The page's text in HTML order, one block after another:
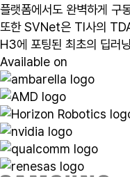
플랫폼에서도 완벽하게 구
또한 SVNet은 TI사의
H3에 포팅된 최초의 딥러
Available on